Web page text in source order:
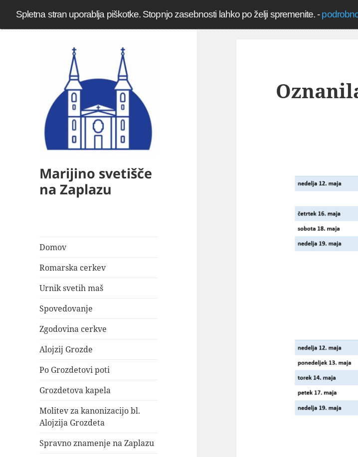
Spletna stran uporablja piškotke. Stopnjo zasebnosti lahko po želji spremenite.-
Marijino svetišče
na Zaplazu
Domov
Romarska cerkev
Urnik svetih maš
Spovedovanje
Zgodovina cerkve
Alojzij Grozde
Po Grozdetovi poti
Grozdetova kapela
Molitev za kanonizacijo bl.
Alojzija Grozdeta
Spravno znamenje na Zaplazu